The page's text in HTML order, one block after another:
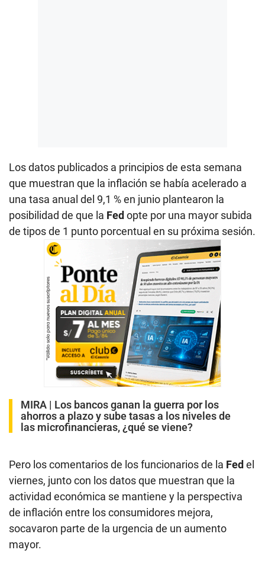
Los datos publicados a principios de esta semana
que muestran que la inflación se había acelerado a
una tasa anual del 9,1 % en junio plantearon la
posibilidad de que la Fedopte por una mayor subida
de tipos de 1 punto porcentual en su próxima sesión.
MIRA | Los bancos ganan la guerra por los
ahorros a plazo y sube tasas a los niveles de
las microfinancieras, ¿qué se viene?
Pero los comentarios de los funcionarios de la Fedel
viernes, junto con los datos que muestran que la
actividad económica se mantiene y la perspectiva
de inflación entre los consumidores mejora,
socavaron parte de la urgencia de un aumento
mayor.